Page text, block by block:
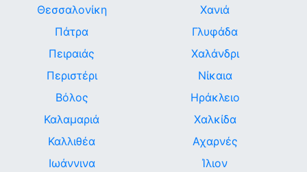
Θεσσαλονίκη
Πάτρα
Πειραιάς
Περιστέρι
Βόλος
Καλαμαριά
Καλλιθέα
Ιωάννινα
Χανιά
Γλυφάδα
Χαλάνδρι
Νίκαια
Ηράκλειο
Χαλκίδα
Αχαρνές
Ίλιον